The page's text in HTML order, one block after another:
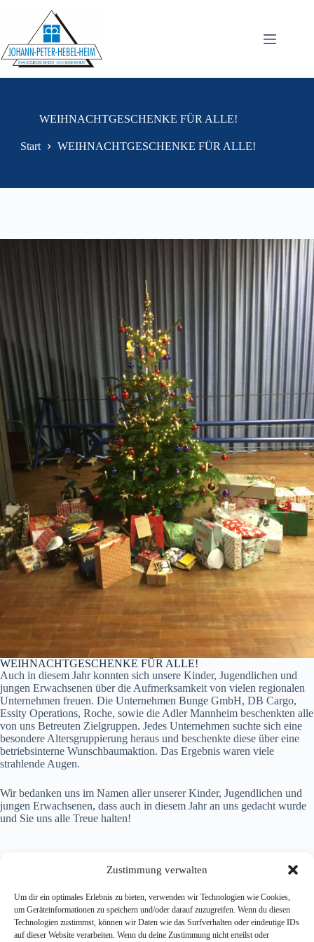
Zustimmung verwalten
Um dir ein optimales Erlebnis zu bieten, verwenden wir Technologien wie Cookies,
um Geräteinformationen zu speichern und/oder darauf zuzugreifen. Wenn du diesen
Technologien zustimmst, können wir Daten wie das Surfverhalten oder eindeutige IDs
auf dieser Website verarbeiten. Wenn du deine Zustimmung nicht erteilst oder
WEIHNACHTGESCHENKE FÜR ALLE!
Start WEIHNACHTGESCHENKE FÜR ALLE!
WEIHNACHTGESCHENKE FÜR ALLE!
Auch in diesem Jahr konnten sich unsere Kinder, Jugendlichen und
jungen Erwachsenen über die Aufmerksamkeit von vielen regionalen
Unternehmen freuen. Die Unternehmen Bunge GmbH, DB Cargo,
Essity Operations, Roche, sowie die Adler Mannheim beschenkten alle
von uns Betreuten Zielgruppen. Jedes Unternehmen suchte sich eine
besondere Altersgruppierung heraus und beschenkte diese über eine
betriebsinterne Wunschbaumaktion. Das Ergebnis waren viele
strahlende Augen.
Wir bedanken uns im Namen aller unserer Kinder, Jugendlichen und
jungen Erwachsenen, dass auch in diesem Jahr an uns gedacht wurde
und Sie uns alle Treue halten!
Johann-Peter-Hebel-Heim